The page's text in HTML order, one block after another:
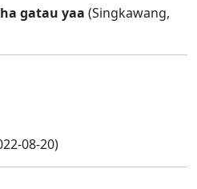
gatau yaa (Singkawang,
08-20)